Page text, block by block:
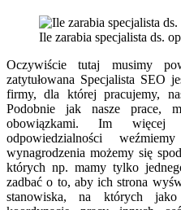
Ile zarabia specjalista ds.
Oczywiście tutaj musimy
zatytułowana Specjalista SEO
firmy, dla której pracujemy,
Podobnie jak nasze prace,
obowiązkami. Im więcej
odpowiedzialności
wynagrodzenia możemy się
których np. mamy tylko
zadbać o to, aby ich strona
stanowiska, na których